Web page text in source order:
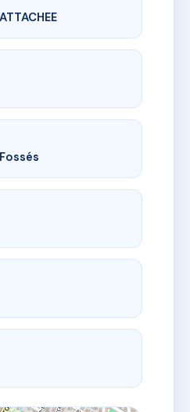
Maur-des-Fossés